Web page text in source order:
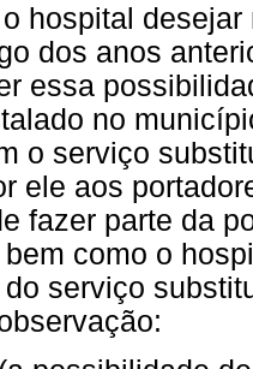
hospital
dos anos
essa
no
o serviço
ele aos
fazer parte da
como o
serviço